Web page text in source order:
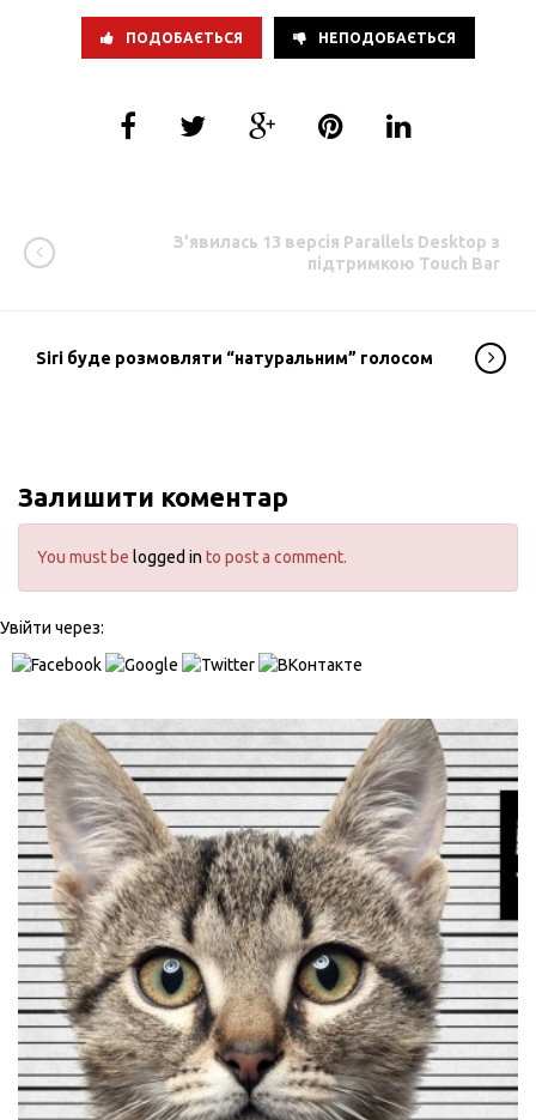
ПОДОБАЄТЬСЯ НЕПОДОБАЄТЬСЯ
З’явилась 13 версія Parallels Desktop з
підтримкою Touch Bar
Siri буде розмовляти “натуральним” голосом
Залишити коментар
You must be logged in to post a comment.
Увійти через: